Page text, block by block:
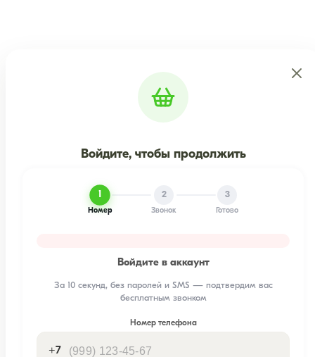
Войдите, чтобы продолжить
1
Номер
2
Звонок
3
Готово
Войдите в аккаунт
За 10 секунд, без паролей и SMS — подтвердим вас
бесплатным звонком
Номер телефона
+7